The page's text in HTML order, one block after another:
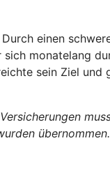
einen
monatelang
sein Ziel